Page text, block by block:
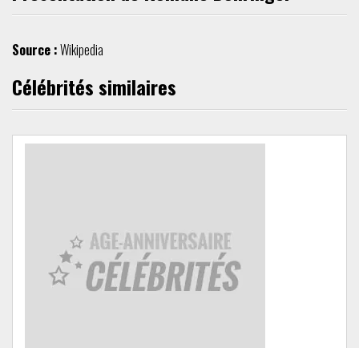
Source :Wikipedia
Célébrités similaires